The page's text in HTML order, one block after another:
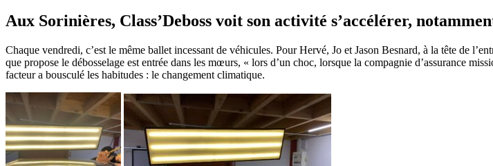
Aux Sorinières, Class’Deboss voit son activité s’accélérer,
Chaque vendredi, c’est le même ballet incessant de véhicules. Pour Hervé, Jo et Jason Besnard, à la tête de
que propose le débosselage est entrée dans les mœurs, « lors d’un choc, lorsque la compagnie d’assurance
facteur a bousculé les habitudes : le changement climatique.